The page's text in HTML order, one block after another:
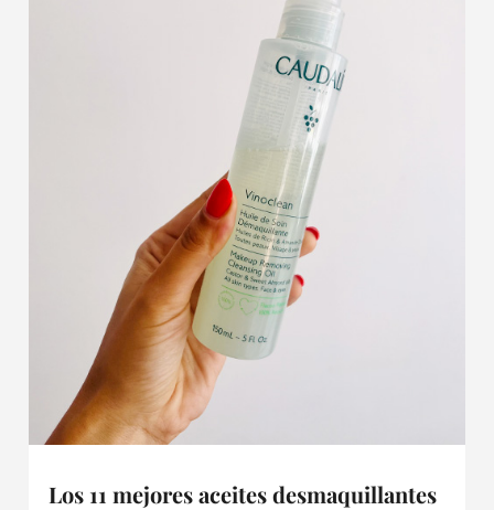
Los 11 mejores aceites desmaquillantes